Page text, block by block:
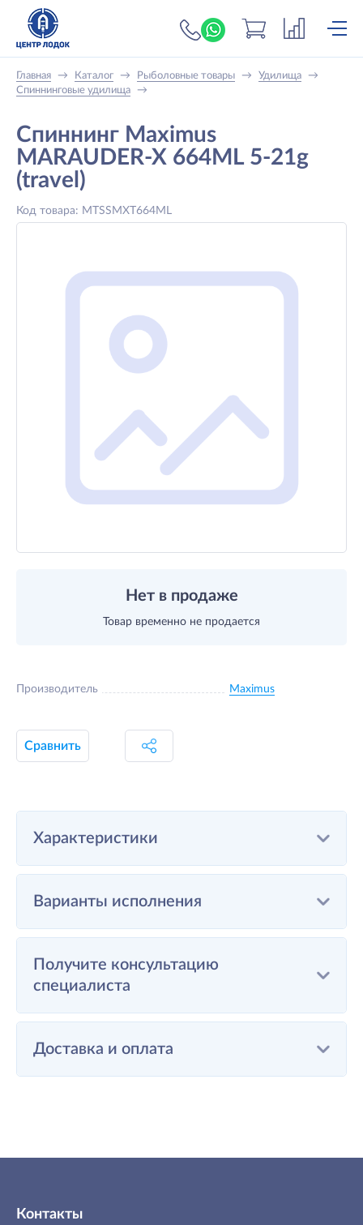
+7 (919) 698-56-
Главная → Каталог → Рыболовные товары → Удилища
→
Спиннинговые удилища
→
Спиннинг Maximus
MARAUDER-X 664ML 5-21g
(travel)
Код товара: MTSSMXT664ML
Нет в продаже
Товар временно не продается
Производитель Maximus
Сравнить
Характеристики
Варианты исполнения
Получите консультацию
специалиста
Доставка и оплата
Контакты